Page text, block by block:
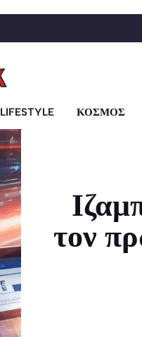
LIFESTYLE ΚΟΣΜΟΣ
τον